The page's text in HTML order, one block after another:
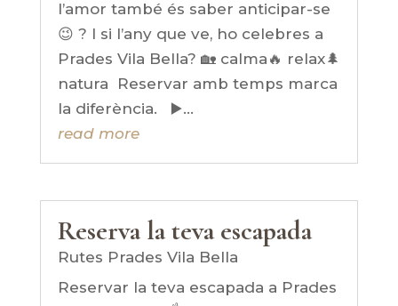
l’amor també és saber anticipar-se
😉 ? I si l’any que ve, ho celebres a
Prades Vila Bella? 🏡 calma🔥 relax🌲
natura Reservar amb temps marca
la diferència. ▶️...
read more
Reserva la teva escapada
Rutes Prades Vila Bella
Reservar la teva escapada a Prades